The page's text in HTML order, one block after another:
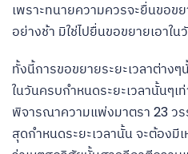
เพราะทนายความควรจะยื่นขอข
อย่างช้า มิใช่ไปยื่นขอขยายเอาใ
ทั้งนี้การขอขยายระยะเวลาต่าง
ในวันครบกำหนดระยะเวลานั้นๆ
พิจารณาความแพ่งมาตรา 23 ว
สุดกำหนดระยะเวลานั้น จะต้อง